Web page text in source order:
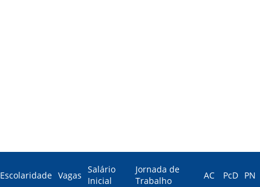
Escolaridade Vagas
Salário
Inicial
Jornada de
Trabalho
AC PcD PN